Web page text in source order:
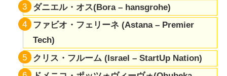
ダニエル・オス(Bora – hansgrohe)
ファビオ・フェリーネ (Astana – Premier
Tech)
クリス・フルーム (Israel – StartUp Nation)